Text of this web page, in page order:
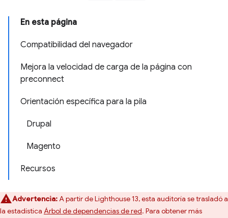
En esta página
Compatibilidad del navegador
Mejora la velocidad de carga de la página con
preconnect
Orientación específica para la pila
Drupal
Magento
Recursos
Advertencia:A partir de Lighthouse 13, esta auditoría se trasladó a
la estadística Árbol de dependencias de red. Para obtener más